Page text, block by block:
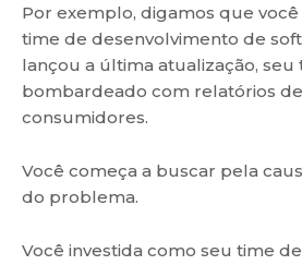
Por exemplo, digamos que
time de desenvolvimento de
lançou a última atualização,
bombardeado com relatórios
consumidores.
Você começa a buscar pela
do problema.
Você investida como seu time